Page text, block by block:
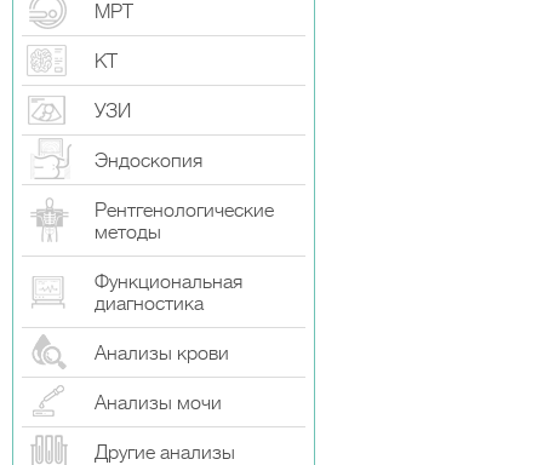
МРТ
КТ
УЗИ
Эндоскопия
Рентгенологические
методы
Функциональная
диагностика
Анализы крови
Анализы мочи
Другие анализы